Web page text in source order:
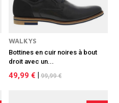
WALKYS
Bottines en cuir noires à bout
droit avec un...
49,99 € 99,99 €